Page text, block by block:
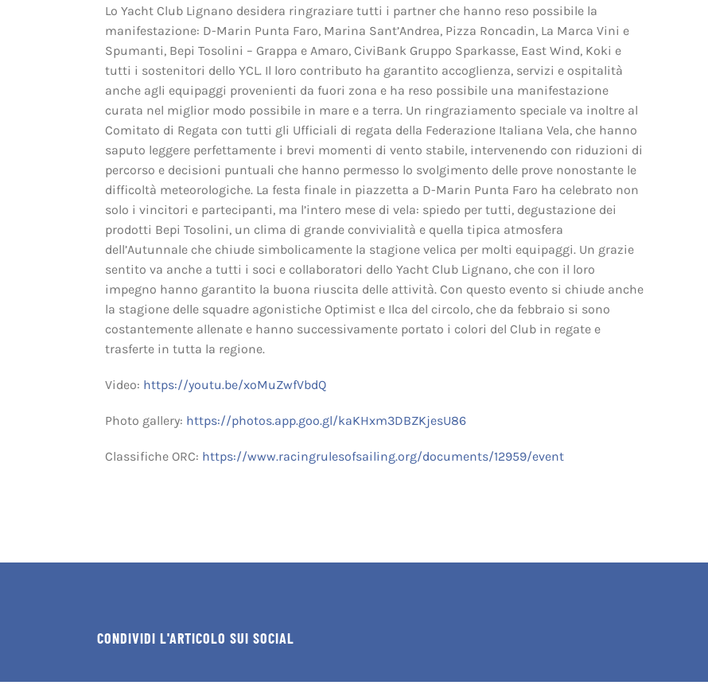
Lo Yacht Club Lignano desidera ringraziare tutti i partner che hanno reso possibile la
manifestazione: D-Marin Punta Faro, Marina Sant’Andrea, Pizza Roncadin, La Marca Vini e
Spumanti, Bepi Tosolini – Grappa e Amaro, CiviBank Gruppo Sparkasse, East Wind, Koki e
tutti i sostenitori dello YCL. Il loro contributo ha garantito accoglienza, servizi e ospitalità
anche agli equipaggi provenienti da fuori zona e ha reso possibile una manifestazione
curata nel miglior modo possibile in mare e a terra. Un ringraziamento speciale va inoltre al
Comitato di Regata con tutti gli Ufficiali di regata della Federazione Italiana Vela, che hanno
saputo leggere perfettamente i brevi momenti di vento stabile, intervenendo con riduzioni di
percorso e decisioni puntuali che hanno permesso lo svolgimento delle prove nonostante le
difficoltà meteorologiche. La festa finale in piazzetta a D-Marin Punta Faro ha celebrato non
solo i vincitori e partecipanti, ma l’intero mese di vela: spiedo per tutti, degustazione dei
prodotti Bepi Tosolini, un clima di grande convivialità e quella tipica atmosfera
dell’Autunnale che chiude simbolicamente la stagione velica per molti equipaggi. Un grazie
sentito va anche a tutti i soci e collaboratori dello Yacht Club Lignano, che con il loro
impegno hanno garantito la buona riuscita delle attività. Con questo evento si chiude anche
la stagione delle squadre agonistiche Optimist e Ilca del circolo, che da febbraio si sono
costantemente allenate e hanno successivamente portato i colori del Club in regate e
trasferte in tutta la regione.
Video: https://youtu.be/xoMuZwfVbdQ
Photo gallery: https://photos.app.goo.gl/kaKHxm3DBZKjesU86
Classifiche ORC: https://www.racingrulesofsailing.org/documents/12959/event
CONDIVIDI L'ARTICOLO SUI SOCIAL